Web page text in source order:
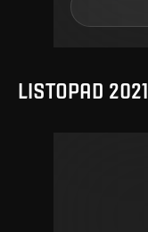
LISTOPAD 2021